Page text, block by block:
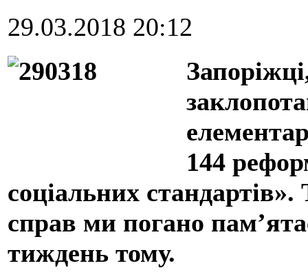
29.03.2018 20:12
144
соціальних стандартів».
справ ми погано
тиждень тому.